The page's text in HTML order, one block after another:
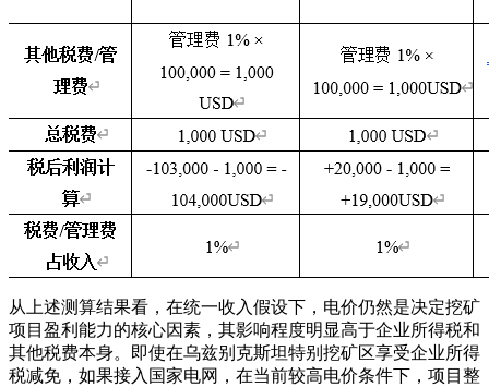
从上述测算结果看，在统一收入假设下，电价仍然是决定挖矿
项目盈利能力的核心因素，其影响程度明显高于企业所得税和
其他税费本身。即使在乌兹别克斯坦特别挖矿区享受企业所得
税减免，如果接入国家电网，在当前较高电价条件下，项目整